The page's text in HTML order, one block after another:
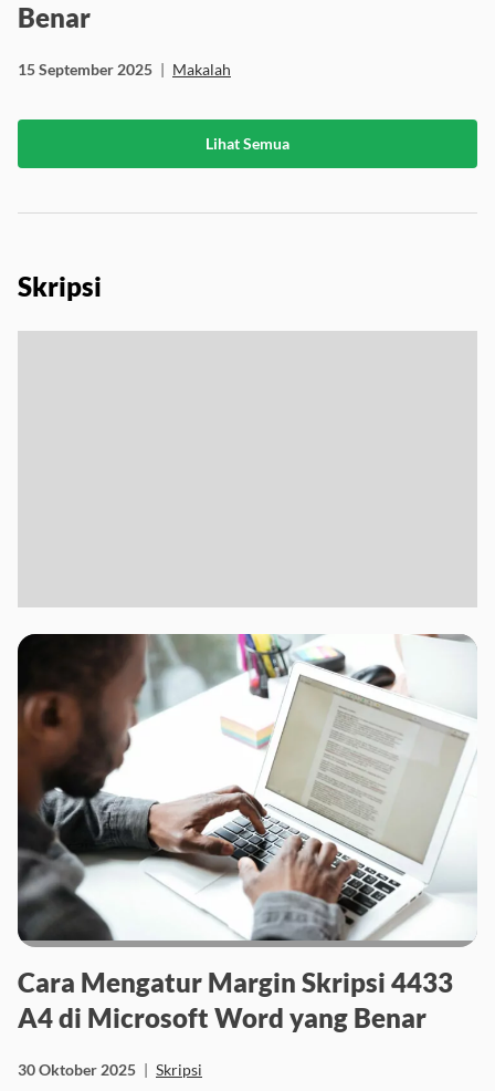
Benar
15 September 2025 | Makalah
Lihat Semua
Skripsi
Cara Mengatur Margin Skripsi 4433
A4 di Microsoft Word yang Benar
30 Oktober 2025 | Skripsi